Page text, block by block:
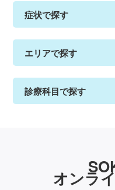
症状で探す
エリアで探す
診療科目で探す
オンラ